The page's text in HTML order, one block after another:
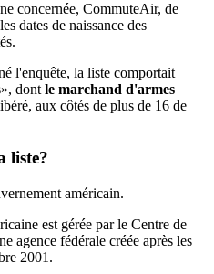
concernée, CommuteAir, de
dates de naissance des
l'enquête, la liste comportait
dont le marchand d'armes
aux côtés de plus de 16 de
liste?
américain.
est gérée par le Centre de
agence fédérale créée après les
2001.